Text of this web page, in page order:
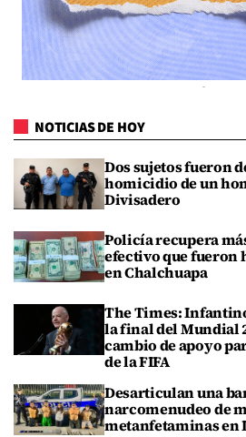
NOTICIAS DE HOY
Dos sujetos fueron
homicidio de un
Divisadero
Policía recupera
efectivo que fueron
en Chalchuapa
The Times:
la final del Mundial
cambio de apoyo
de la FIFA
Desarticulan una
narcomenudeo de
metanfetaminas en